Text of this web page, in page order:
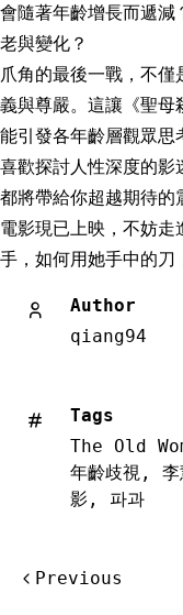
會隨著年齡增長而遞減
老與變化？
爪角的最後一戰，不
義與尊嚴。這讓《聖母
能引發各年齡層觀眾思
喜歡探討人性深度的影
都將帶給你超越期待的
電影現已上映，不妨
手，如何用她手中的刀
Author
qiang94
Tags
The Old
年齡歧視 ,
影 , 파과
Previous